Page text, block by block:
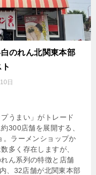
のれん北関東本部
日
うまい」がトレード
300店舗を展開する、
。ラーメンショップか
多く存在しますが、
ん系列の特徴と店舗
、32店舗が北関東本部